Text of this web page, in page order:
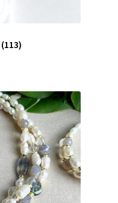
(113)